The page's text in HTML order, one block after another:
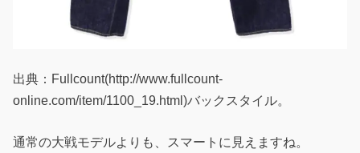
出典：Fullcount(http://www.fullcount-
online.com/item/1100_19.html)バックスタイル。
通常の大戦モデルよりも、スマートに見えますね。